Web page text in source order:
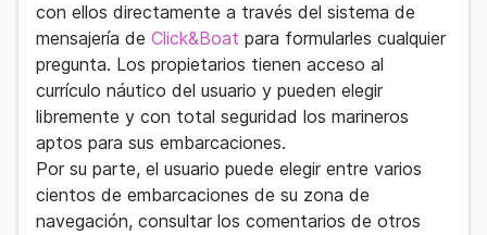
con ellos directamente a través del sistema de
mensajería de Click&Boat para formularles cualquier
pregunta. Los propietarios tienen acceso al
currículo náutico del usuario y pueden elegir
libremente y con total seguridad los marineros
aptos para sus embarcaciones.
Por su parte, el usuario puede elegir entre varios
cientos de embarcaciones de su zona de
navegación, consultar los comentarios de otros